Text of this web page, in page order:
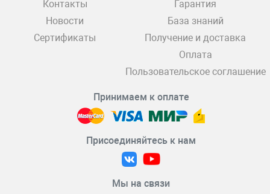
Контакты
Новости
Сертификаты
Гарантия
База знаний
Получение и доставка
Оплата
Пользовательское соглашение
Принимаем к оплате
Присоединяйтесь к нам
Мы на связи